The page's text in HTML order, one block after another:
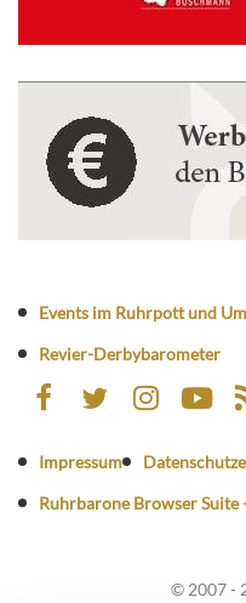
Events im Ruhrpott und
Revier-Derbybarometer
Impressum
Ruhrbarone Browser Suite
© 2007 -